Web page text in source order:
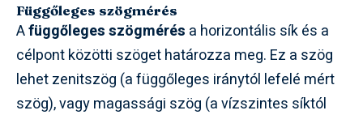
Függőleges szögmérés
Afüggőleges szögmérés a horizontális sík és a
célpont közötti szöget határozza meg. Ez a szög
lehet zenitszög (a függőleges iránytól lefelé mért
szög), vagy magassági szög (a vízszintes síktól